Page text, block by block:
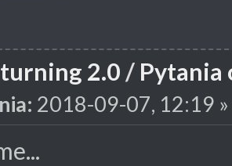
2.0 / Pytania
2018-09-07, 12:19 »